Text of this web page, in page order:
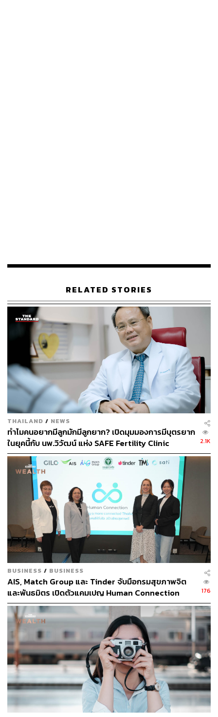
รู้หรือไม่ว่าการเริ่มต้นวันด้วยรอยยิ้มนั้นเป็นจุดเริ่มต้นที่จะนำ
สิ่งดีๆ มาสู่ชีวิตมากมาย แม้แต่รายงานของเว็บไซต์
Huffington Postก็ออกมายืนยันผลการวิจัยของนักวิจัยทาง
เศรษฐศาสตร์แล้วพบว่า รอยยิ้มช่วยสร้างความสุขได้ และ
เกี่ยวข้องโดยตรงอย่างมีนัยสำคัญกับตัวบุคคล มีการเปรียบ
เทียบชัดเจนว่า คนที่ยิ้มง่าย อารมณ์ดี มีแนวโน้มจะทำงาน
เก่งและเป็นคนที่มีศักยภาพในการทำงานที่เหนือกว่าคนที่ไม่
ยิ้มเลย ดังนั้นตั้งแต่วันนี้มายิ้มกันให้มากขึ้นดีกว่า
Pop Tip:มหาวิทยาลัยเพนน์สเตทเปิดเผยผลการศึกษาด้าน
จิตวิทยาพบว่า พนักงานบริษัทด้านงานบริการที่ยิ้มบ่อยๆ จะมี
อัตราขายงานได้มากกว่าคนที่ยิ้มน้อยหลายเท่า
ภาพ: Shutterstock
อ้างอิง: Huffington Post
เคต แบลนเชตต์เป็นนักแสดงชาวออสเตรเลีย ที่นอกจากจะ
สวยสง่าสมวัยแล้ว เธอยังการันตีความสามารถด้านการแสดง
ตลอด 29 ปีที่ผ่านมา ด้วยรางวัลด้านการแสดงมากมาย ไม่ว่า
จะเป็น 3 รางวัลจากSAG Award, 3 รางวัลจาก Golden
Globes, 3 รางวัล จาก BAFTA และ 2 รางวัลจาก Oscars ฯลฯ
นอกจากนี้เธอยังเป็นตัวแทนความงามให้กับแบรนด์ Giorgio
RELATED STORIES
THAILAND / NEWS
ทำไมคนอยากมีลูกมักมีลูกยาก? เปิดมุมมองการมีบุตรยาก
ในยุคนี้กับ นพ.วิวัฒน์ แห่ง SAFE Fertility Clinic
[ADVERTORIAL]
2.1K
BUSINESS / BUSINESS
AIS, Match Group และ Tinder จับมือกรมสุขภาพจิต
และพันธมิตร เปิดตัวแคมเปญ Human Connection
รับมือปัญหาภาวะโดดเดี่ยวในไทย
176